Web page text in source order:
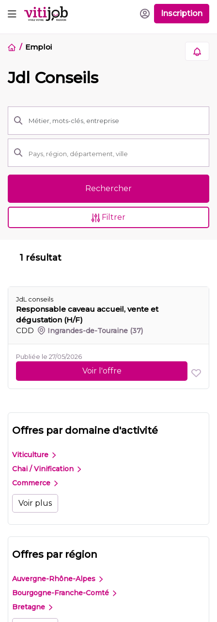
Inscription
Emploi
Jdl Conseils
Rechercher
Filtrer
1 résultat
JdL conseils
Responsable caveau accueil, vente et
dégustation (H/F)
CDD
Ingrandes-de-Touraine (37)
Publiée le 27/05/2026
Voir l'offre
Offres par domaine d'activité
Viticulture
Chai / Vinification
Commerce
Voir plus
Offres par région
Auvergne-Rhône-Alpes
Bourgogne-Franche-Comté
Bretagne